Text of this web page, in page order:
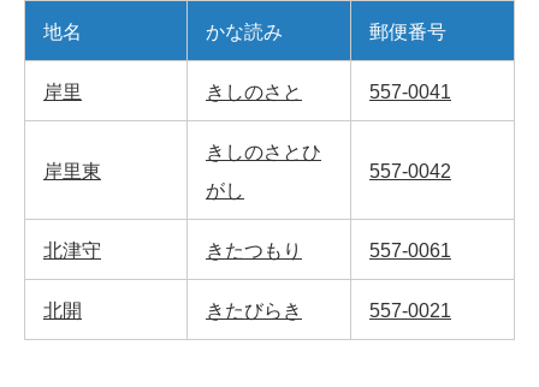
地名 かな読み 郵便番号
岸里 きしのさと 557-0041
岸里東
きしのさとひ
がし
557-0042
北津守 きたつもり 557-0061
北開 きたびらき 557-0021